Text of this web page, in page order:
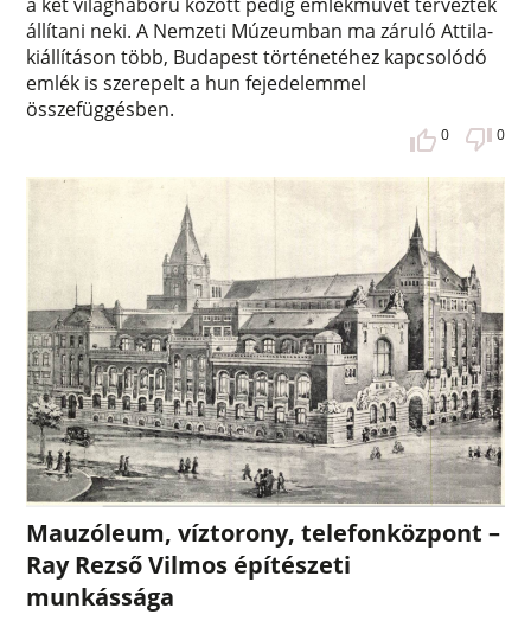
a két világháború között pedig emlékművet terveztek
állítani neki. A Nemzeti Múzeumban ma záruló Attila-
kiállításon több, Budapest történetéhez kapcsolódó
emlék is szerepelt a hun fejedelemmel
összefüggésben.
0 0
Mauzóleum, víztorony, telefonközpont –
Ray Rezső Vilmos építészeti
munkássága